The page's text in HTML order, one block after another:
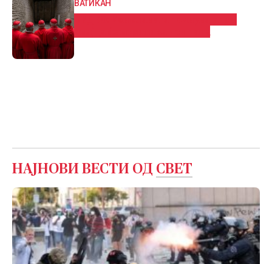
ВАТИКАН
двајца фаворити за нов папа
НАЈНОВИ ВЕСТИ ОД СВЕТ